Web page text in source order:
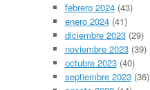
febrero 2024(43)
enero 2024(41)
diciembre 2023(29)
noviembre 2023(39)
octubre 2023(40)
septiembre 2023(36)